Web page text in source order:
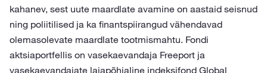
kahanev, sest uute maardlate avamine on aastaid seisnud
ning poliitilised ja ka finantspiirangud vähendavad
olemasolevate maardlate tootmismahtu. Fondi
aktsiaportfellis on vasekaevandaja Freeport ja
vasekaevandajate laiapõhjaline indeksifond Global